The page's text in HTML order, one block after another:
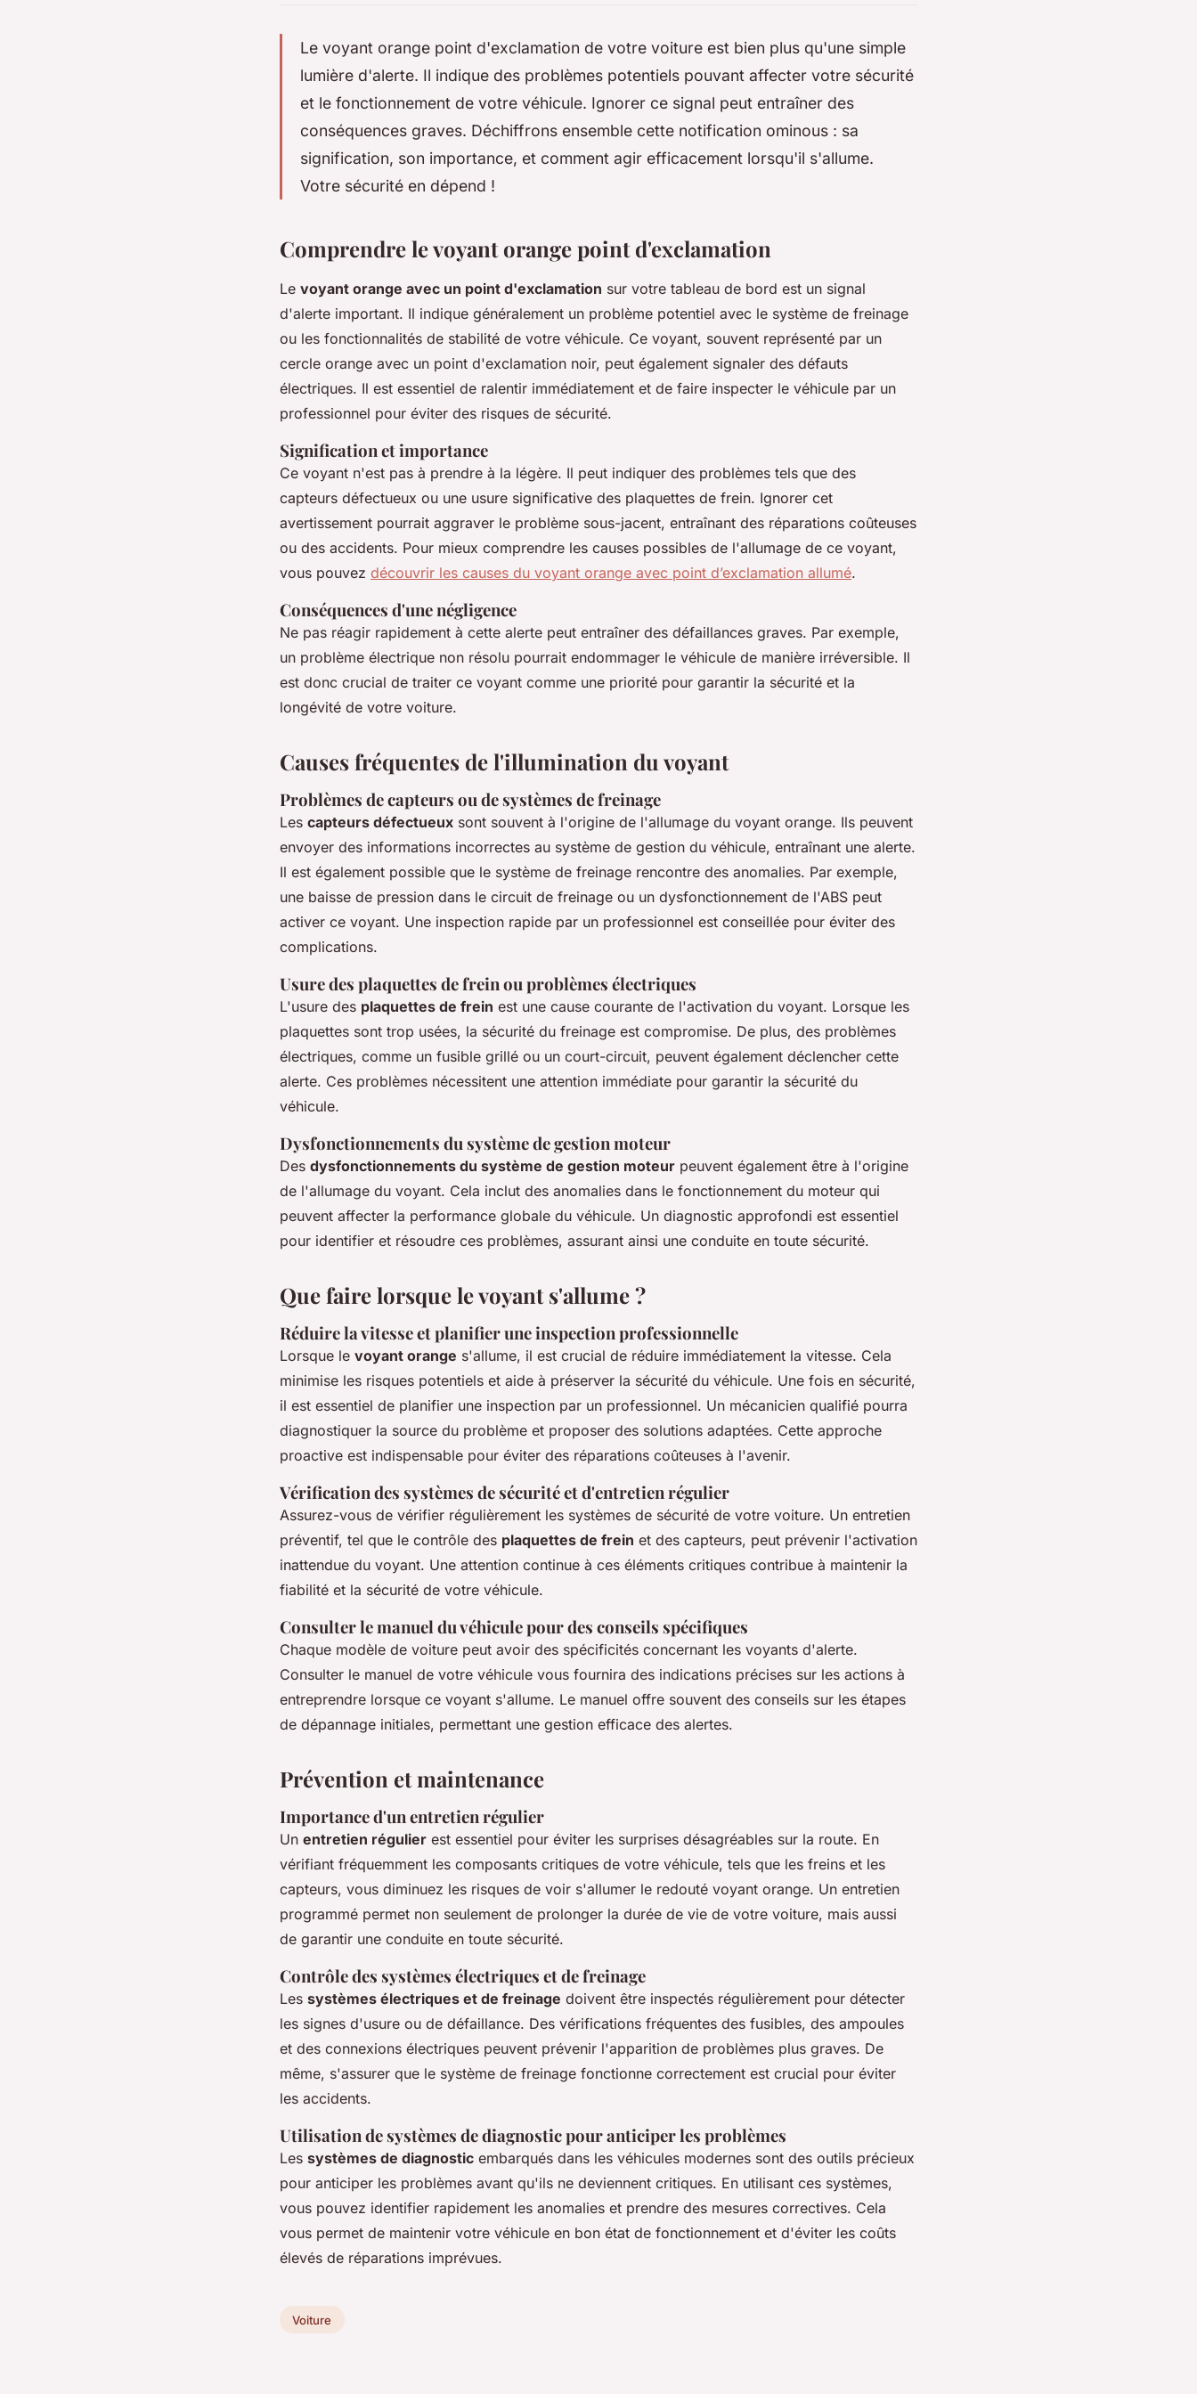
Le voyant orange point d'exclamation de votre voiture est bien plus qu'une simple
lumière d'alerte. Il indique des problèmes potentiels pouvant affecter votre sécurité
et le fonctionnement de votre véhicule. Ignorer ce signal peut entraîner des
conséquences graves. Déchiffrons ensemble cette notification ominous : sa
signification, son importance, et comment agir efficacement lorsqu'il s'allume.
Votre sécurité en dépend !
Comprendre le voyant orange point d'exclamation
Le voyant orange avec un point d'exclamation sur votre tableau de bord est un signal
d'alerte important. Il indique généralement un problème potentiel avec le système de freinage
ou les fonctionnalités de stabilité de votre véhicule. Ce voyant, souvent représenté par un
cercle orange avec un point d'exclamation noir, peut également signaler des défauts
électriques. Il est essentiel de ralentir immédiatement et de faire inspecter le véhicule par un
professionnel pour éviter des risques de sécurité.
Signification et importance
Ce voyant n'est pas à prendre à la légère. Il peut indiquer des problèmes tels que des
capteurs défectueux ou une usure significative des plaquettes de frein. Ignorer cet
avertissement pourrait aggraver le problème sous-jacent, entraînant des réparations coûteuses
ou des accidents. Pour mieux comprendre les causes possibles de l'allumage de ce voyant,
vous pouvez découvrir les causes du voyant orange avec point d’exclamation allumé.
Conséquences d'une négligence
Ne pas réagir rapidement à cette alerte peut entraîner des défaillances graves. Par exemple,
un problème électrique non résolu pourrait endommager le véhicule de manière irréversible. Il
est donc crucial de traiter ce voyant comme une priorité pour garantir la sécurité et la
longévité de votre voiture.
Causes fréquentes de l'illumination du voyant
Problèmes de capteurs ou de systèmes de freinage
Les capteurs défectueux sont souvent à l'origine de l'allumage du voyant orange. Ils peuvent
envoyer des informations incorrectes au système de gestion du véhicule, entraînant une alerte.
Il est également possible que le système de freinage rencontre des anomalies. Par exemple,
une baisse de pression dans le circuit de freinage ou un dysfonctionnement de l'ABS peut
activer ce voyant. Une inspection rapide par un professionnel est conseillée pour éviter des
complications.
Usure des plaquettes de frein ou problèmes électriques
L'usure des plaquettes de frein est une cause courante de l'activation du voyant. Lorsque les
plaquettes sont trop usées, la sécurité du freinage est compromise. De plus, des problèmes
électriques, comme un fusible grillé ou un court-circuit, peuvent également déclencher cette
alerte. Ces problèmes nécessitent une attention immédiate pour garantir la sécurité du
véhicule.
Dysfonctionnements du système de gestion moteur
Des dysfonctionnements du système de gestion moteur peuvent également être à l'origine
de l'allumage du voyant. Cela inclut des anomalies dans le fonctionnement du moteur qui
peuvent affecter la performance globale du véhicule. Un diagnostic approfondi est essentiel
pour identifier et résoudre ces problèmes, assurant ainsi une conduite en toute sécurité.
Que faire lorsque le voyant s'allume ?
Réduire la vitesse et planifier une inspection professionnelle
Lorsque le voyant orange s'allume, il est crucial de réduire immédiatement la vitesse. Cela
minimise les risques potentiels et aide à préserver la sécurité du véhicule. Une fois en sécurité,
il est essentiel de planifier une inspection par un professionnel. Un mécanicien qualifié pourra
diagnostiquer la source du problème et proposer des solutions adaptées. Cette approche
proactive est indispensable pour éviter des réparations coûteuses à l'avenir.
Vérification des systèmes de sécurité et d'entretien régulier
Assurez-vous de vérifier régulièrement les systèmes de sécurité de votre voiture. Un entretien
préventif, tel que le contrôle des plaquettes de frein et des capteurs, peut prévenir l'activation
inattendue du voyant. Une attention continue à ces éléments critiques contribue à maintenir la
fiabilité et la sécurité de votre véhicule.
Consulter le manuel du véhicule pour des conseils spécifiques
Chaque modèle de voiture peut avoir des spécificités concernant les voyants d'alerte.
Consulter le manuel de votre véhicule vous fournira des indications précises sur les actions à
entreprendre lorsque ce voyant s'allume. Le manuel offre souvent des conseils sur les étapes
de dépannage initiales, permettant une gestion efficace des alertes.
Prévention et maintenance
Importance d'un entretien régulier
Un entretien régulier est essentiel pour éviter les surprises désagréables sur la route. En
vérifiant fréquemment les composants critiques de votre véhicule, tels que les freins et les
capteurs, vous diminuez les risques de voir s'allumer le redouté voyant orange. Un entretien
programmé permet non seulement de prolonger la durée de vie de votre voiture, mais aussi
de garantir une conduite en toute sécurité.
Contrôle des systèmes électriques et de freinage
Les systèmes électriques et de freinage doivent être inspectés régulièrement pour détecter
les signes d'usure ou de défaillance. Des vérifications fréquentes des fusibles, des ampoules
et des connexions électriques peuvent prévenir l'apparition de problèmes plus graves. De
même, s'assurer que le système de freinage fonctionne correctement est crucial pour éviter
les accidents.
Utilisation de systèmes de diagnostic pour anticiper les problèmes
Les systèmes de diagnostic embarqués dans les véhicules modernes sont des outils précieux
pour anticiper les problèmes avant qu'ils ne deviennent critiques. En utilisant ces systèmes,
vous pouvez identifier rapidement les anomalies et prendre des mesures correctives. Cela
vous permet de maintenir votre véhicule en bon état de fonctionnement et d'éviter les coûts
élevés de réparations imprévues.
Voiture